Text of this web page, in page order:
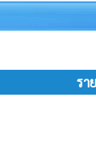
รา